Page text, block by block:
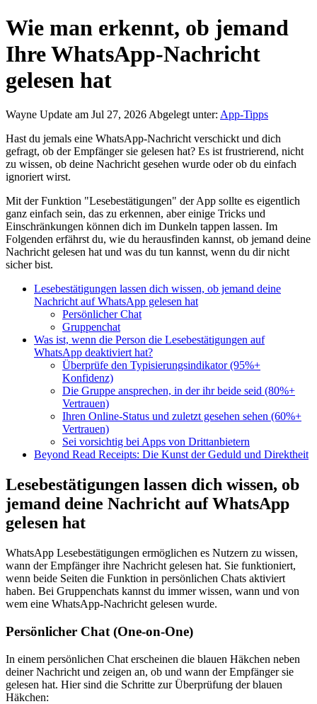
Wie man erkennt, ob jemand
Ihre WhatsApp-Nachricht
gelesen hat
Wayne Update am Jul 27, 2026 Abgelegt unter: App-Tipps
Hast du jemals eine WhatsApp-Nachricht verschickt und dich
gefragt, ob der Empfänger sie gelesen hat? Es ist frustrierend, nicht
zu wissen, ob deine Nachricht gesehen wurde oder ob du einfach
ignoriert wirst.
Mit der Funktion "Lesebestätigungen" der App sollte es eigentlich
ganz einfach sein, das zu erkennen, aber einige Tricks und
Einschränkungen können dich im Dunkeln tappen lassen. Im
Folgenden erfährst du, wie du herausfinden kannst, ob jemand deine
Nachricht gelesen hat und was du tun kannst, wenn du dir nicht
sicher bist.
Lesebestätigungen lassen dich wissen, ob jemand deine
Nachricht auf WhatsApp gelesen hat
Persönlicher Chat
Gruppenchat
Was ist, wenn die Person die Lesebestätigungen auf
WhatsApp deaktiviert hat?
Überprüfe den Typisierungsindikator (95%+
Konfidenz)
Die Gruppe ansprechen, in der ihr beide seid (80%+
Vertrauen)
Ihren Online-Status und zuletzt gesehen sehen (60%+
Vertrauen)
Sei vorsichtig bei Apps von Drittanbietern
Beyond Read Receipts: Die Kunst der Geduld und Direktheit
Lesebestätigungen lassen dich wissen, ob
jemand deine Nachricht auf WhatsApp
gelesen hat
WhatsApp Lesebestätigungen ermöglichen es Nutzern zu wissen,
wann der Empfänger ihre Nachricht gelesen hat. Sie funktioniert,
wenn beide Seiten die Funktion in persönlichen Chats aktiviert
haben. Bei Gruppenchats kannst du immer wissen, wann und von
wem eine WhatsApp-Nachricht gelesen wurde.
Persönlicher Chat (One-on-One)
In einem persönlichen Chat erscheinen die blauen Häkchen neben
deiner Nachricht und zeigen an, ob und wann der Empfänger sie
gelesen hat. Hier sind die Schritte zur Überprüfung der blauen
Häkchen: